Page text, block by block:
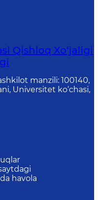
Qishloq Хo‘jаligi
manzili: 100140,
Universitet ko‘chasi,
havola